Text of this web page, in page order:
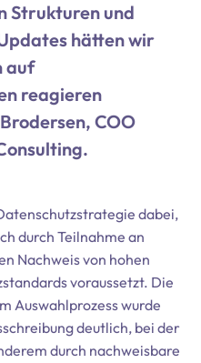
Strukturen und
hätten wir
auf
reagieren
COO
dabei,
durch Teilnahme an
Nachweis von hohen
voraussetzt. Die
Auswahlprozess wurde
deutlich, bei der
durch nachweisbare